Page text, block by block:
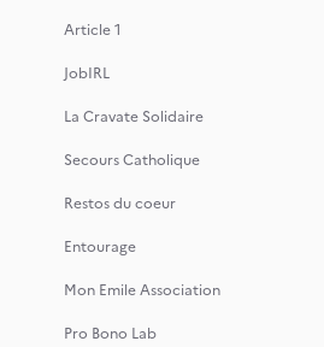
Article 1
JobIRL
La Cravate Solidaire
Secours Catholique
Restos du coeur
Entourage
Mon Emile Association
Pro Bono Lab